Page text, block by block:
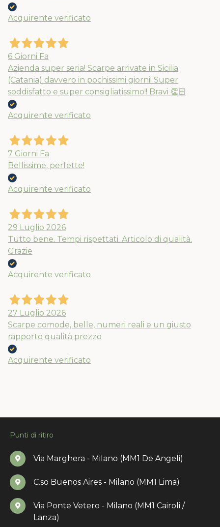
Acquirente verificato
6 Giorni Fa
Azienda super seria! Scarpe arrivate in Sicilia
(Catania) davvero in pochissimi giorni! Super
soddisfatto e super consigliatissimo!! Bravi 👏🏻
Acquirente verificato
7 Giorni Fa
Bellissime, perfette!
Acquirente verificato
29 Luglio 2026
Tutto bene. Tempi rispettati. Articolo di qualità.
Grazie
Acquirente verificato
27 Luglio 2026
Scarpe comode, belle, numeri reali e un giusto
rapporto qualità prezzo
Acquirente verificato
Punti di ritiro
Via Marghera - Milano (MM1 De Angeli)
C.so Buenos Aires - Milano (MM1 Lima)
Via Ponte Vetero - Milano (MM1 Cairoli /
Lanza)